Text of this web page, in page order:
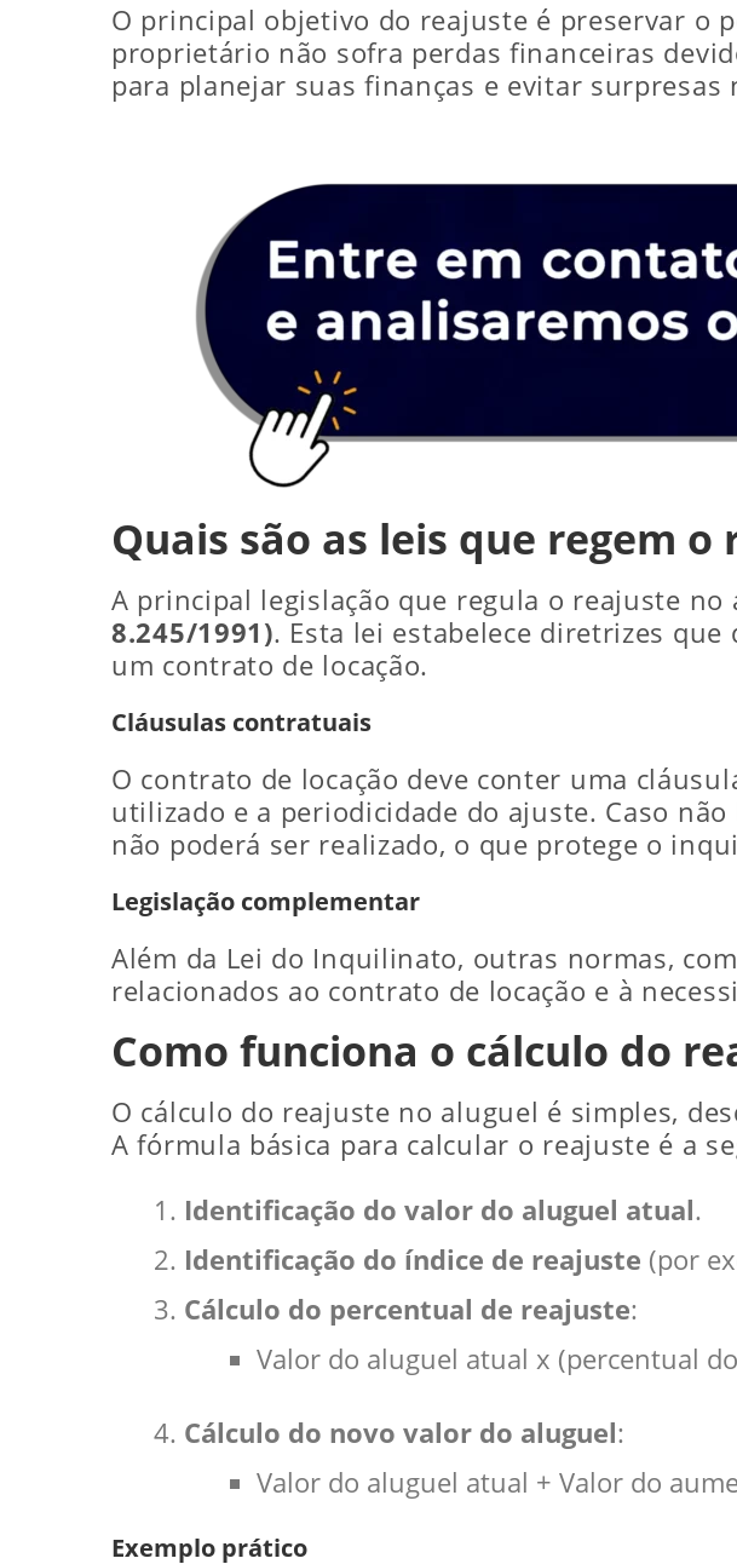
O principal objetivo do reajuste é preservar o
proprietário não sofra perdas financeiras
para planejar suas finanças e evitar surpresas
Quais são as leis que regem
A principal legislação que regula o reajuste no
8.245/1991). Esta lei estabelece diretrizes
um contrato de locação.
Cláusulas contratuais
O contrato de locação deve conter uma
utilizado e a periodicidade do ajuste. Caso
não poderá ser realizado, o que protege o
Legislação complementar
Além da Lei do Inquilinato, outras normas,
relacionados ao contrato de locação e à
Como funciona o cálculo do
O cálculo do reajuste no aluguel é simples,
A fórmula básica para calcular o reajuste é a
Identificação do valor do aluguel atual.
Identificação do índice de reajuste (por
Cálculo do percentual de reajuste:
Valor do aluguel atual x (percentual
Cálculo do novo valor do aluguel:
Valor do aluguel atual + Valor do
Exemplo prático